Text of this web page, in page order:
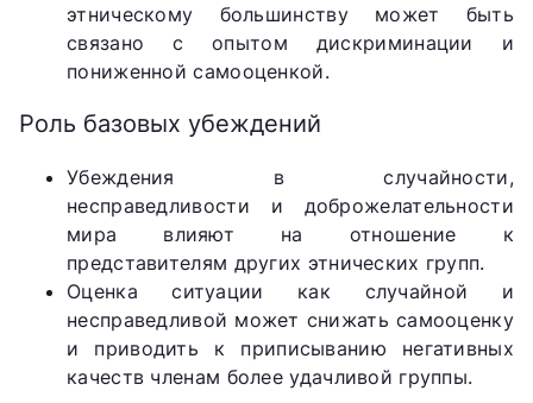
этническому большинству может быть
связано с опытом дискриминации и
пониженной самооценкой.
Роль базовых убеждений
Убеждения в случайности,
несправедливости и доброжелательности
мира влияют на отношение к
представителям других этнических групп.
Оценка ситуации как случайной и
несправедливой может снижать самооценку
и приводить к приписыванию негативных
качеств членам более удачливой группы.